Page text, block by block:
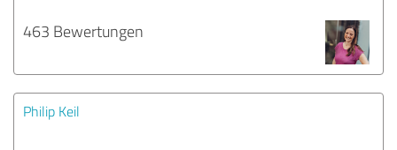
463 Bewertungen
Philip Keil